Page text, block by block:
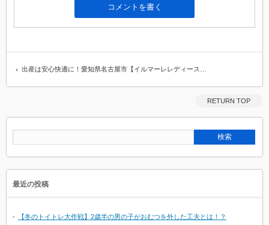
出産は安心快適に！愛知県名古屋市【イルマーレレディース…
RETURN TOP
最近の投稿
【冬のトイトレ大作戦】2歳半の男の子がおむつを外した工夫とは！？